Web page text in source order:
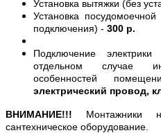
Установка вытяжки (без
Установка
подключения) - 300 р.
Подключение
отдельном случае
особенностей
электрический провод,
ВНИМАНИЕ!!! Монтажники
сантехническое оборудование.